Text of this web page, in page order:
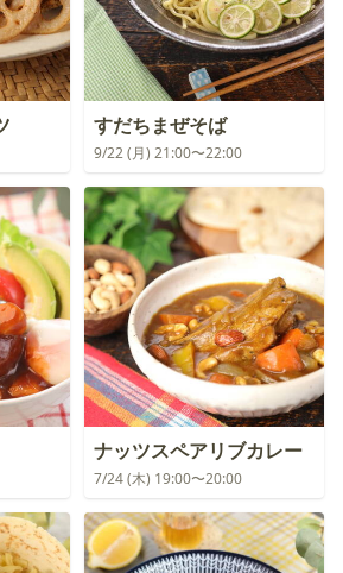
すだちまぜそば
9/22 (月) 21:00〜22:00
ナッツスペアリブカレー
7/24 (木) 19:00〜20:00